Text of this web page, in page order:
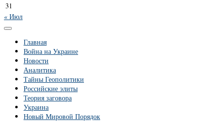
31
« Июл
Главная
Война на Украине
Новости
Аналитика
Тайны Геополитики
Российские элиты
Теория заговора
Украина
Новый Мировой Порядок